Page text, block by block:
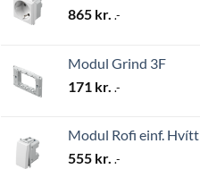
865 kr. .-
Modul Grind 3F
171 kr. .-
Modul Rofi einf. Hvítt
555 kr. .-